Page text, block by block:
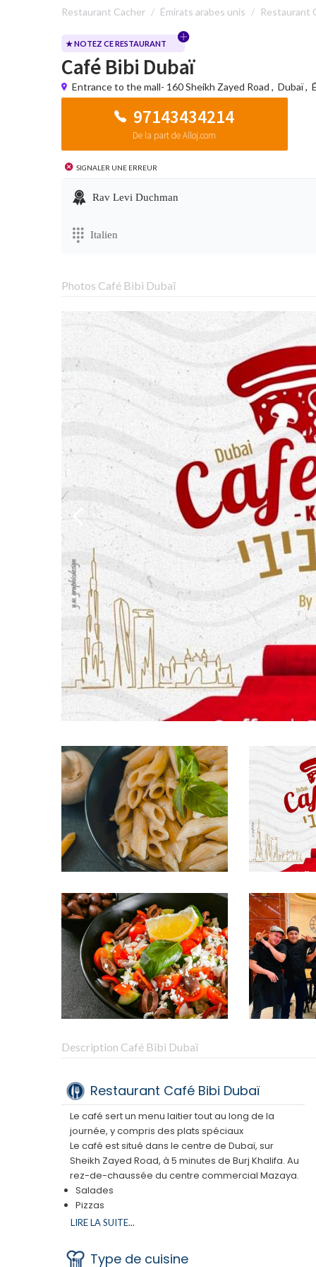
Restaurant Cacher Émirats arabes unis Restaurant
★ NOTEZ CE RESTAURANT
Café Bibi Dubaï
Entrance to the mall- 160 Sheikh Zayed Road , Dubaï,
97143434214
De la part de Alloj.com
Signaler une erreur
Rav Levi Duchman
Italien
Photos Café Bibi Dubaï
Description Café Bibi Dubaï
Restaurant Café Bibi Dubaï
Le café sert un menu laitier tout au long de la
journée, y compris des plats spéciaux
Le café est situé dans le centre de Dubaï, sur
Sheikh Zayed Road, à 5 minutes de Burj Khalifa. Au
rez-de-chaussée du centre commercial Mazaya.
Salades
Pizzas
Pates
Cafe Bibi est certifié par l'Agence des Émirats
LIRE LA SUITE...
Type de cuisine